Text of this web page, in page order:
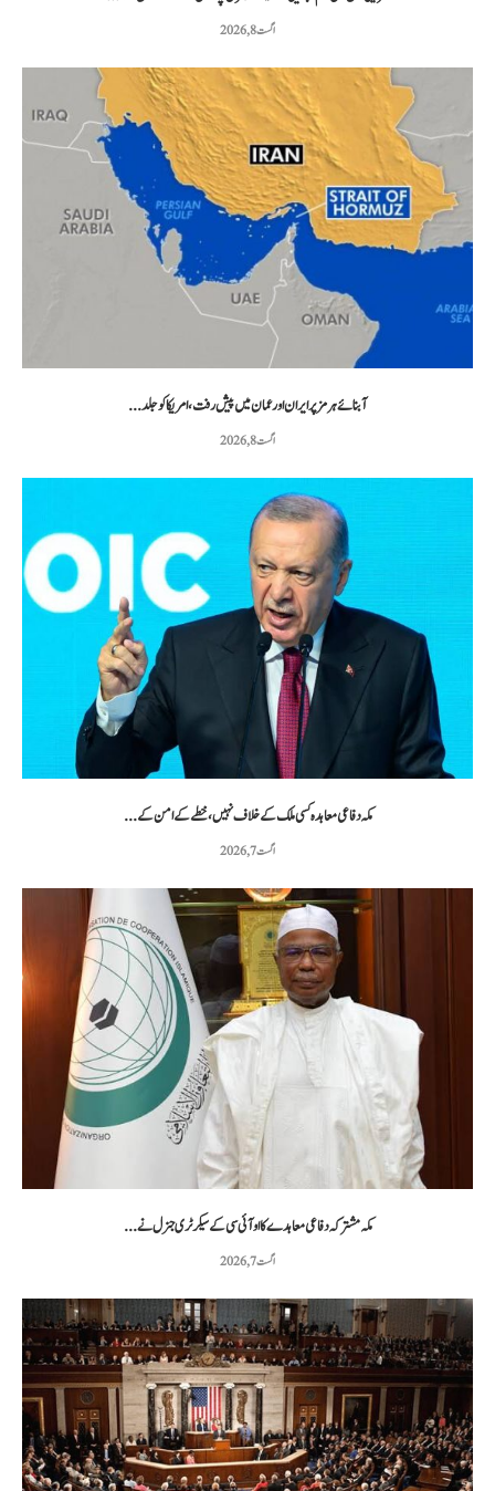
اگست 8, 2026
آبنائے ہرمز پر ایران اور عمان میں پیش رفت، امریکا کو جلد...
اگست 8, 2026
مکہ دفاعی معاہدہ کسی ملک کے خلاف نہیں، خطے کے امن کے...
اگست 7, 2026
مکہ مشترکہ دفاعی معاہدے کا او آئی سی کے سیکرٹری جنرل نے...
اگست 7, 2026